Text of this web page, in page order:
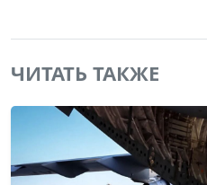
ЧИТАТЬ ТАКЖЕ